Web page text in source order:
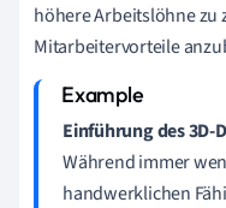
höhere Arbeitslöhne zu
Mitarbeitervorteile
Einführung des 3D-
Während immer
handwerklichen